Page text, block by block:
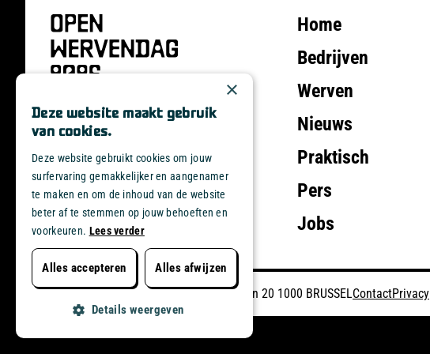
Home
Bedrijven
Werven
Nieuws
Praktisch
Pers
Jobs
Embuild Dienst Communicatie Kunstlaan 20 1000 BRUSSELContactPrivacy
×
Deze website maakt gebruik
van cookies.
Deze website gebruikt cookies om jouw
surfervaring gemakkelijker en aangenamer
te maken en om de inhoud van de website
beter af te stemmen op jouw behoeften en
voorkeuren. Lees verder
Alles accepteren Alles afwijzen
Details weergeven